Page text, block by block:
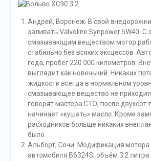
Андрей, Воронеж. В свой
заливать Valvoline Synpower 5W40. С
смазывающим веществом мотор
стабильно без всяких эксцессов.
года, пробег 220 000 километров.
выглядит как новенький. Никаких
жидкости всегда в нормальном
смазывающее вещество не
говорят мастера СТО, после двухсот
начинает «кушать» масло. Кроме
расходников больше никаких
было.
Альберт, Сочи. Модификация мотора
автомобиля B6324S, объём 3.2